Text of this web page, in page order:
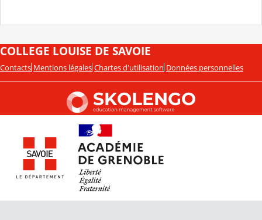
COLLEGE LOUISE DE SAVOIE
Contacts Mentions légales Chartes d'utilisation Données personnelles